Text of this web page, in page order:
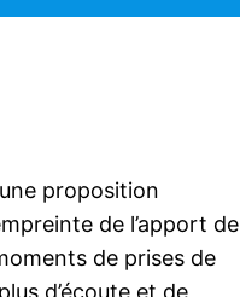
proposition
de l’apport de
de prises de
d’écoute et de